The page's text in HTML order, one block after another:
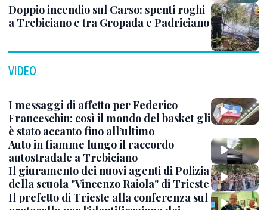
Doppio incendio sul Carso: spenti roghi
a Trebiciano e tra Gropada e Padriciano
VIDEO
I messaggi di affetto per Federico
Franceschin: così il mondo del basket gli
è stato accanto fino all’ultimo
Auto in fiamme lungo il raccordo
autostradale a Trebiciano
Il giuramento dei nuovi agenti di Polizia
della scuola "Vincenzo Raiola" di Trieste
Il prefetto di Trieste alla conferenza sul